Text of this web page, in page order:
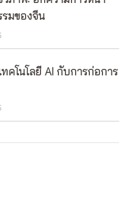
มของจีน
คโนโลยี AI กับการก่อการ